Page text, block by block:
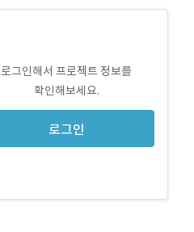
로그인해서 프로젝트 정보를
확인해보세요.
로그인